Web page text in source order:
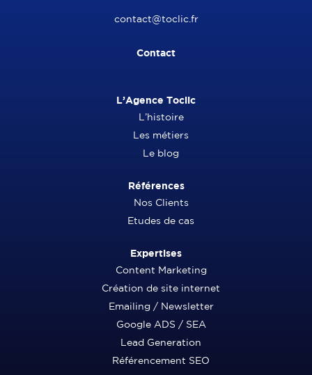
contact@toclic.fr
Contact
L’Agence Toclic
L’histoire
Les métiers
Le blog
Références
Nos Clients
Etudes de cas
Expertises
Content Marketing
Création de site internet
Emailing / Newsletter
Google ADS / SEA
Lead Generation
Référencement SEO